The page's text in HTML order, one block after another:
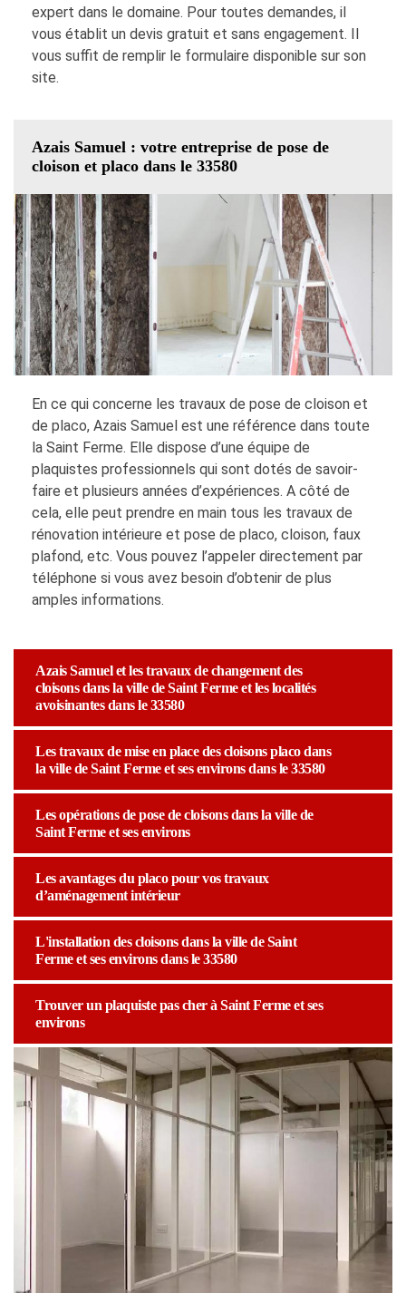
expert dans le domaine. Pour toutes demandes, il
vous établit un devis gratuit et sans engagement. Il
vous suffit de remplir le formulaire disponible sur son
site.
Azais Samuel : votre entreprise de pose de
cloison et placo dans le 33580
En ce qui concerne les travaux de pose de cloison et
de placo, Azais Samuel est une référence dans toute
la Saint Ferme. Elle dispose d’une équipe de
plaquistes professionnels qui sont dotés de savoir-
faire et plusieurs années d’expériences. A côté de
cela, elle peut prendre en main tous les travaux de
rénovation intérieure et pose de placo, cloison, faux
plafond, etc. Vous pouvez l’appeler directement par
téléphone si vous avez besoin d’obtenir de plus
amples informations.
Azais Samuel et les travaux de changement des
cloisons dans la ville de Saint Ferme et les localités
avoisinantes dans le 33580
Les travaux de mise en place des cloisons placo dans
la ville de Saint Ferme et ses environs dans le 33580
Les opérations de pose de cloisons dans la ville de
Saint Ferme et ses environs
Les avantages du placo pour vos travaux
d’aménagement intérieur
L'installation des cloisons dans la ville de Saint
Ferme et ses environs dans le 33580
Trouver un plaquiste pas cher à Saint Ferme et ses
environs